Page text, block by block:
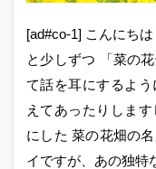
[ad#co-1] こんにち
と少しずつ 「菜の
て話を耳にするよ
えてあったりしま
にした 菜の花畑の
イですが、あの独特